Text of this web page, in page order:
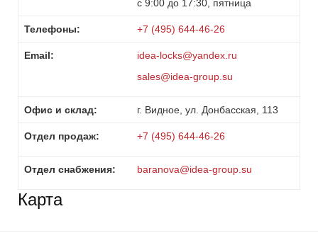
с 9:00 до 17:30, пятница
Телефоны: +7 (495) 644-46-26
Email:
idea-locks@yandex.ru
sales@idea-group.su
Офис и склад: г. Видное, ул. Донбасская, 113
Отдел продаж: +7 (495) 644-46-26
Отдел снабжения: baranova@idea-group.su
Карта